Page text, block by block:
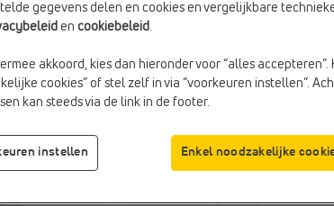
gegevens delen en cookies en vergelijkbare
en cookiebeleid
akkoord, kies dan hieronder voor “alles accepteren”.
cookies” of stel zelf in via “voorkeuren instellen”.
kan steeds via de link in de footer.
instellen Enkel noodzakelijke